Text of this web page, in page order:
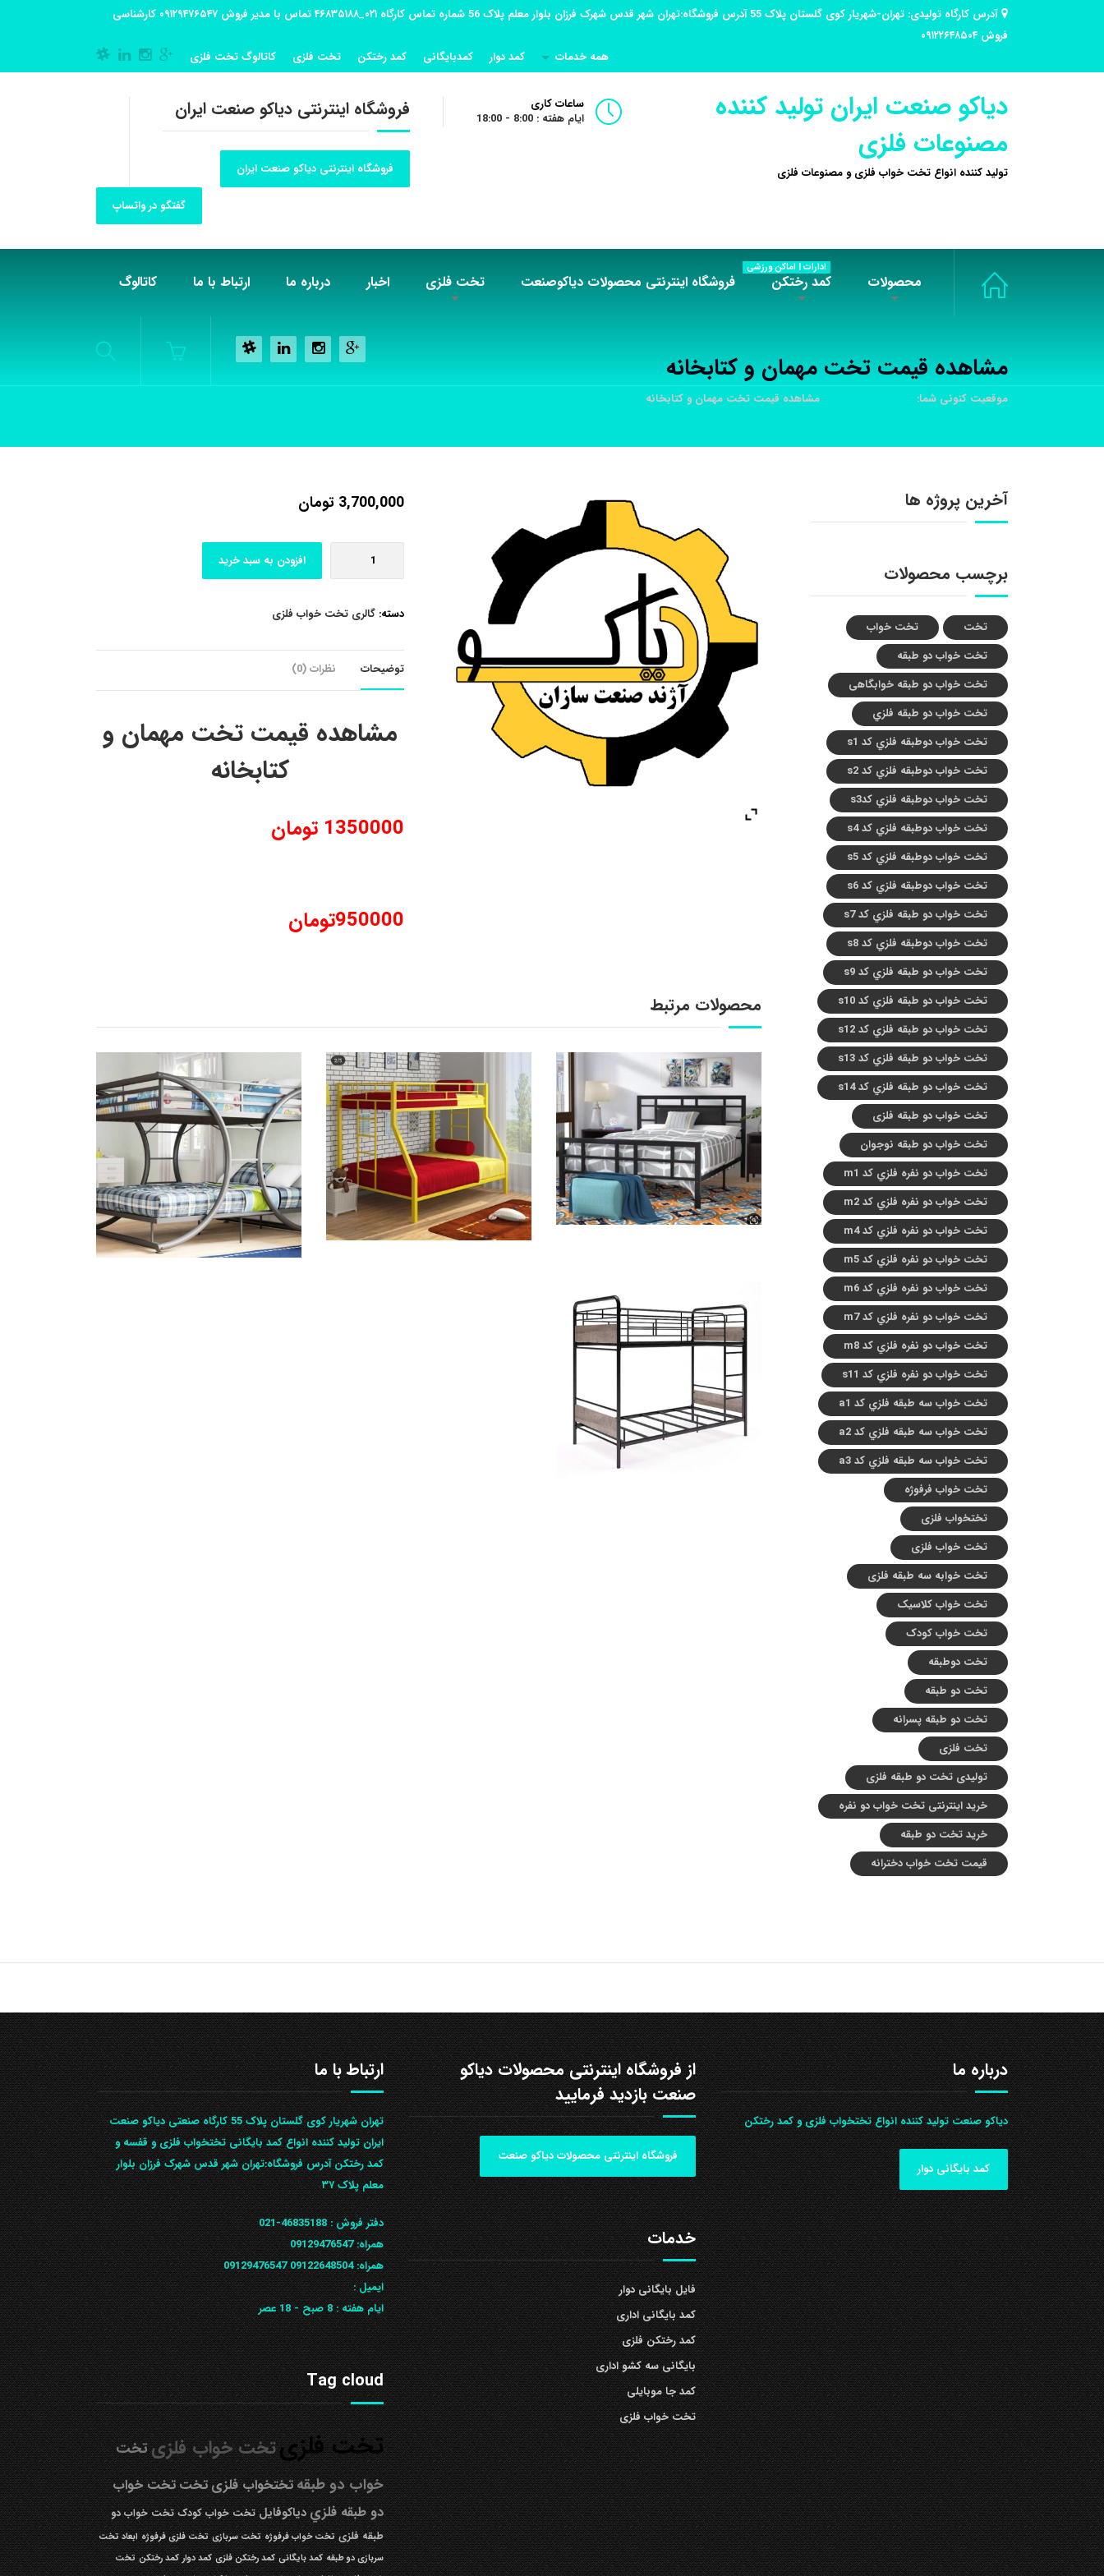
آدرس کارگاه تولیدی: تهران-شهریار کوی گلستان پلاک 55 آدرس فروشگاه:تهران شهر قدس شهرک فرزان بلوار معلم پلاک 56 شماره تماس کارگاه ۰۲۱_۴۶۸۳۵۱۸۸ تماس با مدیر فروش ۰۹۱۲۹۴۷۶۵۴۷ کارشناسی
فروش ۰۹۱۲۲۶۴۸۵۰۴
همه خدمات
کمد دوار کمدبایگانی کمد رختکن تخت فلزی کاتالوگ تخت فلزی
دیاکو صنعت ایران تولید کننده
مصنوعات فلزی
تولید کننده انواع تخت خواب فلزی و مصنوعات فلزی
ساعات کاری
ایام هفته : 8:00 - 18:00
فروشگاه اینترنتی دیاکو صنعت ایران
فروشگاه اینترنتی دیاکو صنعت ایران
گفتگو در واتساپ
محصولات کمد رختکن
ادارات | اماکن ورزشی
فروشگاه اینترنتی محصولات دیاکوصنعت تخت فلزی اخبار درباره ما ارتباط با ما کاتالوگ
مشاهده قیمت تخت مهمان و کتابخانه
موقعیت کنونی شما: مشاهده قیمت تخت مهمان و کتابخانه
3,700,000 تومان
افزودن به سبد خرید
دسته: گالری تخت خواب فلزی
توضیحات نظرات (0)
مشاهده قیمت تخت مهمان و
کتابخانه
1350000 تومان
950000تومان
محصولات مرتبط
آخرین پروژه ها
برچسب محصولات
تخت
تخت خواب
تخت خواب دو طبقه
تخت خواب دو طبقه خوابگاهی
تخت خواب دو طبقه فلزي
تخت خواب دوطبقه فلزي کد s1
تخت خواب دوطبقه فلزي کد s2
تخت خواب دوطبقه فلزي کدs3
تخت خواب دوطبقه فلزي کد s4
تخت خواب دوطبقه فلزي کد s5
تخت خواب دوطبقه فلزي کد s6
تخت خواب دو طبقه فلزي کد s7
تخت خواب دوطبقه فلزي کد s8
تخت خواب دو طبقه فلزي کد s9
تخت خواب دو طبقه فلزي کد s10
تخت خواب دو طبقه فلزي کد s12
تخت خواب دو طبقه فلزي کد s13
تخت خواب دو طبقه فلزي کد s14
تخت خواب دو طبقه فلزی
تخت خواب دو طبقه نوجوان
تخت خواب دو نفره فلزي کد m1
تخت خواب دو نفره فلزي کد m2
تخت خواب دو نفره فلزي کد m4
تخت خواب دو نفره فلزي کد m5
تخت خواب دو نفره فلزي کد m6
تخت خواب دو نفره فلزي کد m7
تخت خواب دو نفره فلزي کد m8
تخت خواب دو نفره فلزي کد s11
تخت خواب سه طبقه فلزي کد a1
تخت خواب سه طبقه فلزي کد a2
تخت خواب سه طبقه فلزي کد a3
تخت خواب فرفوژه
تختخواب فلزی
تخت خواب فلزی
تخت خوابه سه طبقه فلزی
تخت خواب کلاسیک
تخت خواب کودک
تخت دوطبقه
تخت دو طبقه
تخت دو طبقه پسرانه
تخت فلزی
تولیدی تخت دو طبقه فلزی
خرید اینترنتی تخت خواب دو نفره
خرید تخت دو طبقه
قیمت تخت خواب دخترانه
درباره ما
دیاکو صنعت تولید کننده انواع تختخواب فلزی و کمد رختکن
کمد بایگانی دوار
از فروشگاه اینترنتی محصولات دیاکو
صنعت بازدید فرمایید
فروشگاه اینترنتی محصولات دیاکو صنعت
خدمات
فایل بایگانی دوار
کمد بایگانی اداری
کمد رختکن فلزی
بایگانی سه کشو اداری
کمد جا موبایلی
تخت خواب فلزی
ارتباط با ما
تهران شهریار کوی گلستان پلاک 55 کارگاه صنعتی دیاکو صنعت
ایران تولید کننده انواع کمد بایگانی تختخواب فلزی و قفسه و
کمد رختکن آدرس ف‍روشگاه:تهران شهر قدس شهرک فرزان بلوار
معلم پلاک ۳۷
دفتر فروش :46835188-021
همراه:09129476547
همراه: 09122648504
09129476547
ایمیل :
ایام هفته :8 صبح - 18 عصر
Tag cloud
تخت فلزیتخت خواب فلزیتخت
خواب دو طبقهتختخواب فلزیتختتخت خواب
دو طبقه فلزيدیاکوفایل تخت خواب کودک تخت خواب دو
طبقه فلزی تخت خواب فرفوژه تخت سربازی تخت فلزی فرفوژه ابعاد تخت
سربازی دو طبقه کمد بایگانی کمد رختکن فلزی کمد دوار کمد رختکن تخت